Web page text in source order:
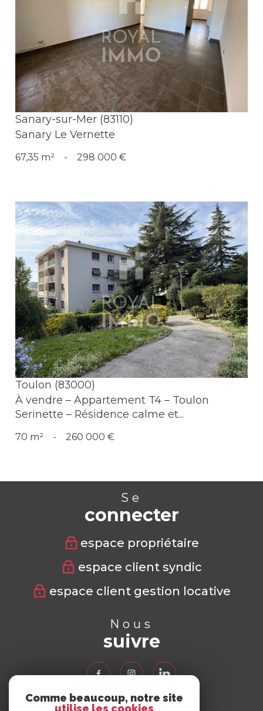
Voir le bien
Sanary-sur-Mer (83110)
Sanary Le Vernette
67,35 m² - 298 000 €
Voir le bien
Toulon (83000)
À vendre – Appartement T4 – Toulon
Serinette – Résidence calme et...
70 m² - 260 000 €
Se
connecter
espace propriétaire
espace client syndic
espace client gestion locative
Nous
suivre
Comme beaucoup, notre site
utilise les cookies